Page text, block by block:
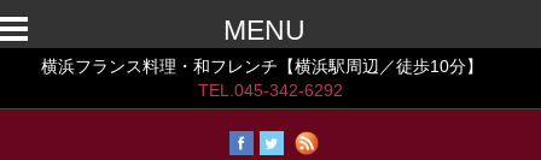
横浜フランス料理・和フレンチ【横浜駅周辺／徒歩10分】
TEL.045-342-6292
MENU